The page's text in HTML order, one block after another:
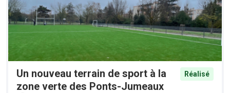
Un nouveau terrain de sport à la
zone verte des Ponts-Jumeaux
Réalisé